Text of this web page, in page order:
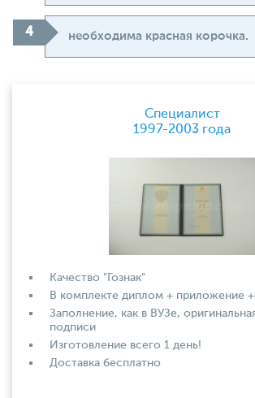
необходима красная корочка.
Специалист
1997-2003 года
Качество "Гознак"
В комплекте диплом + приложение
Заполнение, как в ВУЗе,
подписи
Изготовление всего 1 день!
Доставка бесплатно